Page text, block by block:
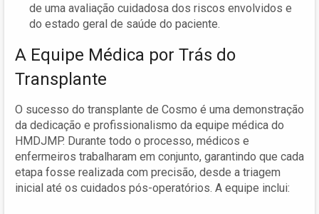
de uma avaliação cuidadosa dos riscos envolvidos e
do estado geral de saúde do paciente.
A Equipe Médica por Trás do
Transplante
O sucesso do transplante de Cosmo é uma demonstração
da dedicação e profissionalismo da equipe médica do
HMDJMP. Durante todo o processo, médicos e
enfermeiros trabalharam em conjunto, garantindo que cada
etapa fosse realizada com precisão, desde a triagem
inicial até os cuidados pós-operatórios. A equipe inclui: